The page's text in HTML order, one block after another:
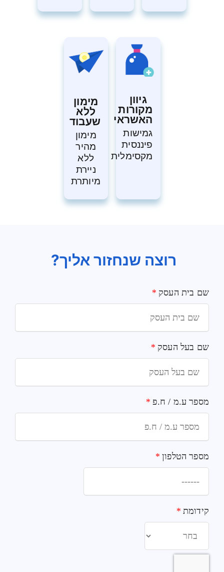
גיוון
מקורות
האשראי
גמישות
פיננסית
מקסימלית
מימון
ללא
שעבוד
מימון
מהיר
ללא
ניירת
מיותרת
רוצה שנחזור אליך?
שם בית העסק*
שם בעל העסק*
מספר ע.מ / ח.פ *
מספר הטלפון*
קידומת*